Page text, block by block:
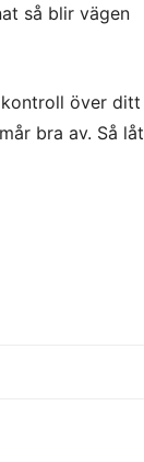
så blir vägen
över ditt
bra av. Så låt